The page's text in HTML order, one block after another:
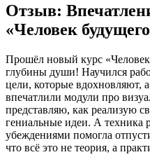
Отзыв:
«Человек
Прошёл новый курс
глубины души! Научился
цели, которые вдохновляют,
впечатлили модули про
представляю, как реализую
гениальные идеи. А
убеждениями помогла
что всё это не теория, а